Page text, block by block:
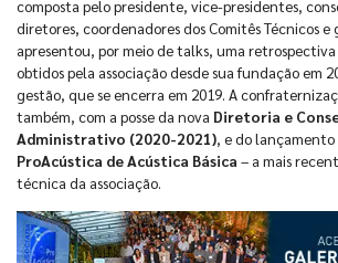
composta pelo presidente, vice-presidentes,
diretores, coordenadores dos Comitês Técnicos e
apresentou, por meio de talks, uma
obtidos pela associação desde sua fundação em
gestão, que se encerra em 2019. A
também, com a posse da nova Diretoria e
Administrativo (2020-2021), e do lançamento
ProAcústica de Acústica Básica – a mais
técnica da associação.